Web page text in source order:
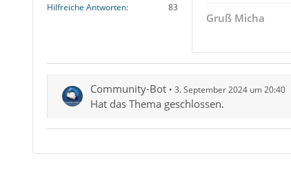
Hilfreiche Antworten
83
Gruß Micha
Community-Bot 3. September 2024 um 20:40
Hat das Thema geschlossen.